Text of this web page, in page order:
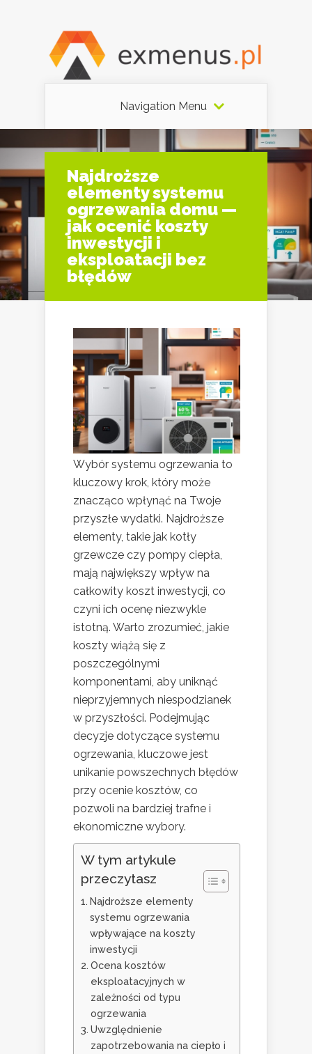
Navigation Menu
Najdroższe
elementy systemu
ogrzewania domu —
jak ocenić koszty
inwestycji i
eksploatacji bez
błędów
Wybór systemu ogrzewania to
kluczowy krok, który może
znacząco wpłynąć na Twoje
przyszłe wydatki. Najdroższe
elementy, takie jak kotły
grzewcze czy pompy ciepła,
mają największy wpływ na
całkowity koszt inwestycji, co
czyni ich ocenę niezwykle
istotną. Warto zrozumieć, jakie
koszty wiążą się z
poszczególnymi
komponentami, aby uniknąć
nieprzyjemnych niespodzianek
w przyszłości. Podejmując
decyzje dotyczące systemu
ogrzewania, kluczowe jest
unikanie powszechnych błędów
przy ocenie kosztów, co
pozwoli na bardziej trafne i
ekonomiczne wybory.
W tym artykule
przeczytasz
Najdroższe elementy
systemu ogrzewania
wpływające na koszty
inwestycji
Ocena kosztów
eksploatacyjnych w
zależności od typu
ogrzewania
Uwzględnienie
zapotrzebowania na ciepło i